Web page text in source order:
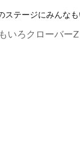
ステージにみんな
いろクローバー